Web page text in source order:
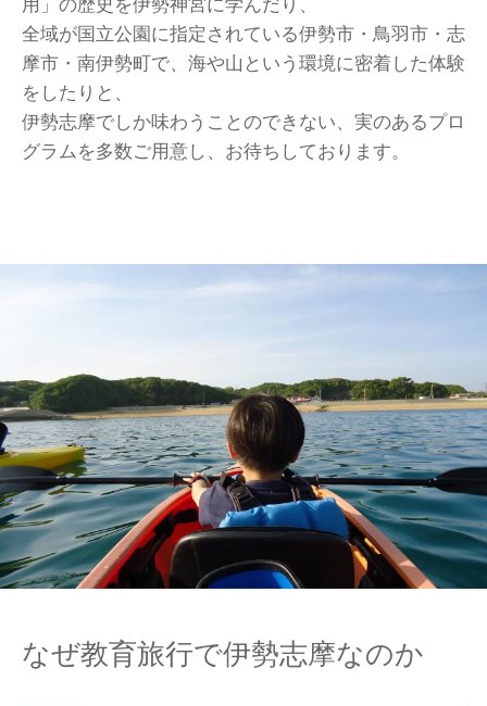
用」の歴史を伊勢神宮に学んだり、
全域が国立公園に指定されている伊勢市・鳥羽市・志
摩市・南伊勢町で、海や山という環境に密着した体験
をしたりと、
伊勢志摩でしか味わうことのできない、実のあるプロ
グラムを多数ご用意し、お待ちしております。
なぜ教育旅行で伊勢志摩なのか